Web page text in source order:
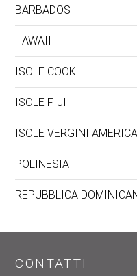
BARBADOS
HAWAII
ISOLE COOK
ISOLE FIJI
ISOLE VERGINI
POLINESIA
REPUBBLICA
CONTATTI